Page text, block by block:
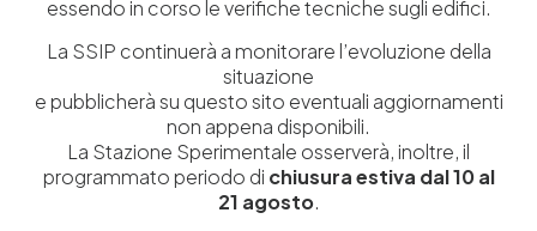
essendo in corso le verifiche tecniche sugli edifici.
La SSIP continuerà a monitorare l’evoluzione della
situazione
e pubblicherà su questo sito eventuali aggiornamenti
non appena disponibili.
La Stazione Sperimentale osserverà, inoltre, il
programmato periodo di chiusura estiva dal 10 al
21 agosto.